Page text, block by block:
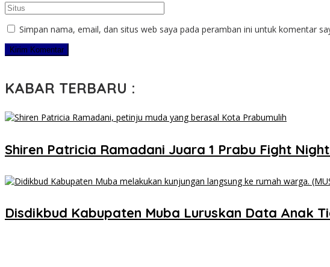
Simpan nama, email, dan situs web saya pada peramban ini untuk komentar
KABAR TERBARU :
Shiren Patricia Ramadani Juara 1 Prabu Fight
Disdikbud Kabupaten Muba Luruskan Data Anak